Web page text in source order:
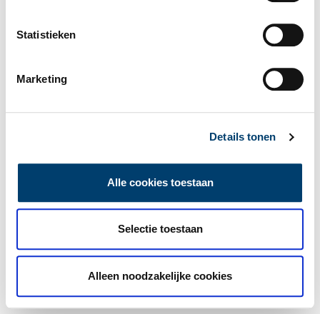
Statistieken
Marketing
Details tonen
Alle cookies toestaan
Selectie toestaan
Alleen noodzakelijke cookies